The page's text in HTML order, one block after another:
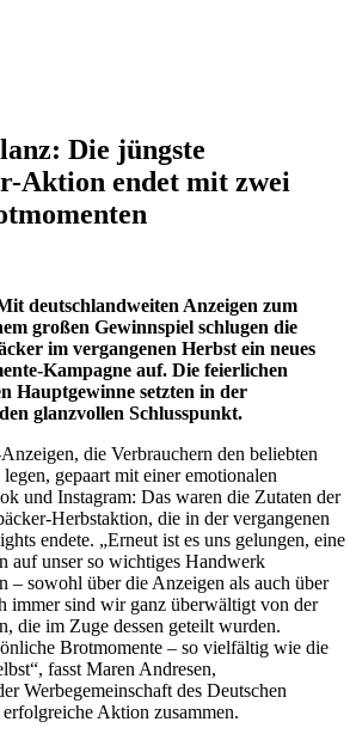
Die jüngste
Aktion endet mit zwei
deutschlandweiten Anzeigen zum
großen Gewinnspiel schlugen die
im vergangenen Herbst ein neues
Kampagne auf. Die feierlichen
Hauptgewinne setzten in der
glanzvollen Schlusspunkt.
die Verbrauchern den beliebten
gepaart mit einer emotionalen
und Instagram: Das waren die Zutaten der
Herbstaktion, die in der vergangenen
endete. „Erneut ist es uns gelungen, eine
auf unser so wichtiges Handwerk
– sowohl über die Anzeigen als auch über
immer sind wir ganz überwältigt von der
die im Zuge dessen geteilt wurden.
Brotmomente – so vielfältig wie die
fasst Maren Andresen,
Werbegemeinschaft des Deutschen
Aktion zusammen.